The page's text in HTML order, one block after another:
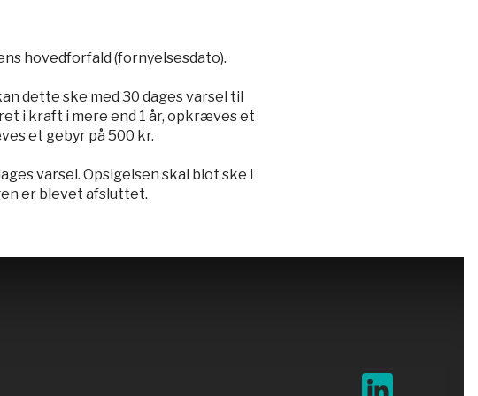
hovedforfald (fornyelsesdato).
dette ske med 30 dages varsel til
i kraft i mere end 1 år, opkræves et
et gebyr på 500 kr.
varsel. Opsigelsen skal blot ske i
er blevet afsluttet.